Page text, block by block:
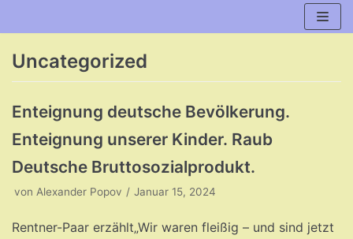
Uncategorized
Enteignung deutsche Bevölkerung.
Enteignung unserer Kinder. Raub
Deutsche Bruttosozialprodukt.
von Alexander Popov Januar 15, 2024
Rentner-Paar erzählt„Wir waren fleißig – und sind jetzt